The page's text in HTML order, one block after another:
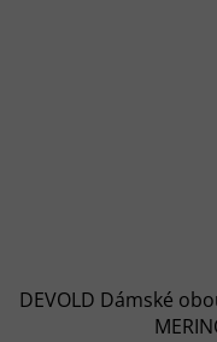
DEVOLD Dámské